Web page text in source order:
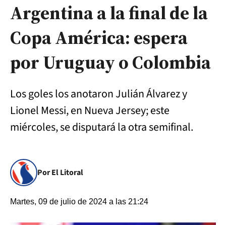
Argentina a la final de la
Copa América: espera
por Uruguay o Colombia
Los goles los anotaron Julián Álvarez y
Lionel Messi, en Nueva Jersey; este
miércoles, se disputará la otra semifinal.
Por El Litoral
Martes, 09 de julio de 2024 a las 21:24